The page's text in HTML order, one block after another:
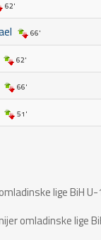
62'
66'
62'
66'
51'
lige BiH U-
omladinske lige